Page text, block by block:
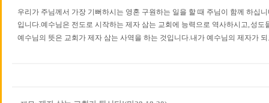
우리가 주님께서 가장 기뻐하시는 영혼 구원하는 일을 할 때 주님이 함께 하십
입니다.예수님은 전도로 시작하는 제자 삼는 교회에 능력으로 역사하시고, 성도
예수님의 뜻은 교회가 제자 삼는 사역을 하는 것입니다.내가 예수님의 제자가